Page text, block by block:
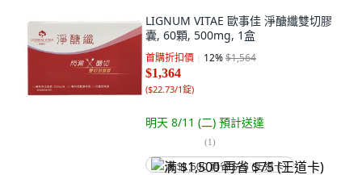
LIGNUM VITAE 歐事佳 淨醣纖雙切膠
囊, 60顆, 500mg, 1盒
首購折扣價 12%$1,564
$1,364
($22.73/1錠)
明天 8/11 (二) 預計送達
(1)
满 $1,500 再省 $75 (王道卡)